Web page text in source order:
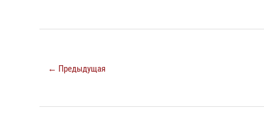
← Предыдущая